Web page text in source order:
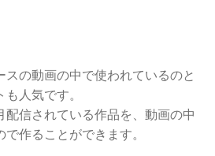
スの動画の中で使われているのと
人気です。
配信されている作品を、動画の中
作ることができます。